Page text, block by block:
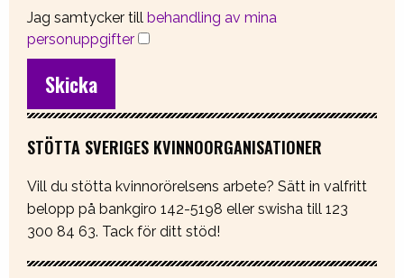
Jag samtycker till behandling av mina
personuppgifter
STÖTTA SVERIGES KVINNOORGANISATIONER
Vill du stötta kvinnorörelsens arbete? Sätt in valfritt
belopp på bankgiro 142-5198 eller swisha till 123
300 84 63. Tack för ditt stöd!